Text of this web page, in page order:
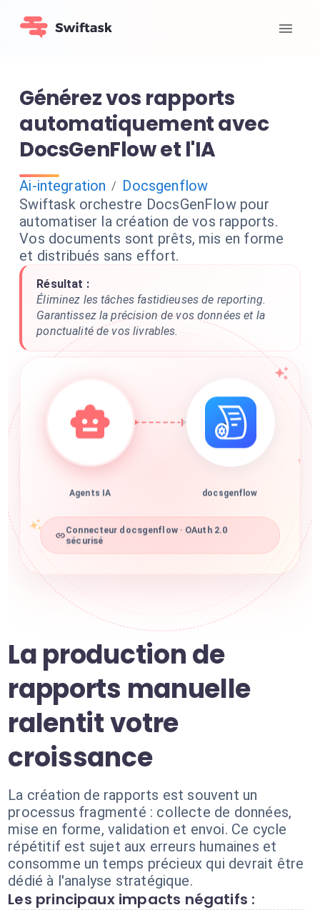
Générez vos rapports
automatiquement avec
DocsGenFlow et l'IA
Ai-integration / Docsgenflow
Swiftask orchestre DocsGenFlow pour
automatiser la création de vos rapports.
Vos documents sont prêts, mis en forme
et distribués sans effort.
Résultat :
Éliminez les tâches fastidieuses de reporting.
Garantissez la précision de vos données et la
ponctualité de vos livrables.
Agents IA docsgenflow
Connecteur docsgenflow · OAuth 2.0
sécurisé
La production de
rapports manuelle
ralentit votre
croissance
La création de rapports est souvent un
processus fragmenté : collecte de données,
mise en forme, validation et envoi. Ce cycle
répétitif est sujet aux erreurs humaines et
consomme un temps précieux qui devrait être
dédié à l'analyse stratégique.
Les principaux impacts négatifs :